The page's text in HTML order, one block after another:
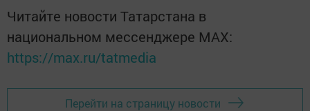
Читайте новости Татарстана в
национальном мессенджере MАХ:
https://max.ru/tatmedia
Перейти на страницу новости